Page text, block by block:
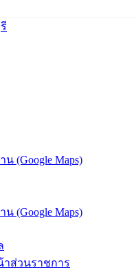
(Google Maps)
ส่วนราชการ
(Google Maps)
มความงาม
องควบคุมฉลาก
ยใจต้องรู้อะไรบ้าง
ละองค์กรปกครองส่วนท้อง
ประจำปี 2568 (Local